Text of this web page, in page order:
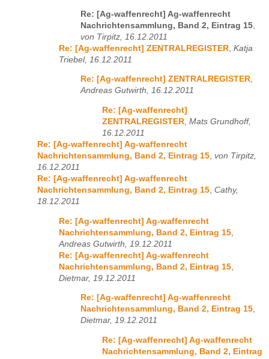
Re: [Ag-waffenrecht] Ag-waffenrecht
Nachrichtensammlung, Band 2, Eintrag 15
von Tirpitz, 16.12.2011
Re: [Ag-waffenrecht] ZENTRALREGISTER Katja
Triebel, 16.12.2011
Re: [Ag-waffenrecht] ZENTRALREGISTER,
Andreas Gutwirth, 16.12.2011
Re: [Ag-waffenrecht]
ZENTRALREGISTER Mats Grundhoff,
16.12.2011
Re: [Ag-waffenrecht] Ag-waffenrecht
Nachrichtensammlung, Band 2, Eintrag 15 von Tirpitz,
16.12.2011
Re: [Ag-waffenrecht] Ag-waffenrecht
Nachrichtensammlung, Band 2, Eintrag 15 Cathy,
18.12.2011
Re: [Ag-waffenrecht] Ag-waffenrecht
Nachrichtensammlung, Band 2, Eintrag 15
Andreas Gutwirth, 19.12.2011
Re: [Ag-waffenrecht] Ag-waffenrecht
Nachrichtensammlung, Band 2, Eintrag 15
Dietmar, 19.12.2011
Re: [Ag-waffenrecht] Ag-waffenrecht
Nachrichtensammlung, Band 2, Eintrag 15,
Dietmar, 19.12.2011
Re: [Ag-waffenrecht] Ag-waffenrecht
Nachrichtensammlung, Band 2, Eintrag